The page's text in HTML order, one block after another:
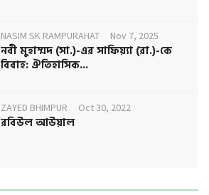
NASIM SK RAMPURAHAT Nov 7, 2025
নবী মুহাম্মদ (সা.)-এর সাফিয়্যা (রা.)-কে
বিবাহ: ঐতিহাসিক...
ZAYED BHIMPUR Oct 30, 2022
রবিউল আউয়াল